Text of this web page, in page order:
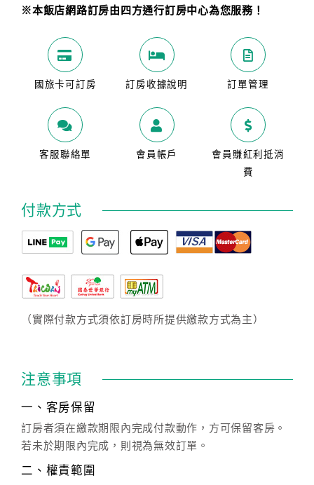
※本飯店網路訂房由四方通行訂房中心為您服務！
國旅卡可訂房 訂房收據說明 訂單管理
客服聯絡單 會員帳戶
會員賺紅利抵消
費
付款方式
（實際付款方式須依訂房時所提供繳款方式為主）
注意事項
一、客房保留
訂房者須在繳款期限內完成付款動作，方可保留客房。
若未於期限內完成，則視為無效訂單。
二、權責範圍